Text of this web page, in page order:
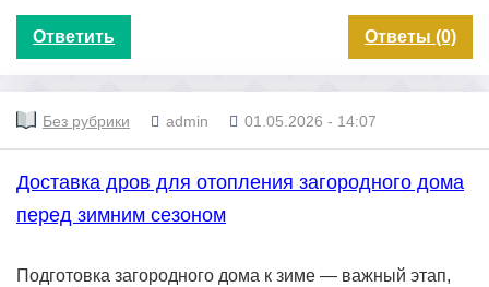
Ответить Ответы (0)
Без рубрики admin 01.05.2026 - 14:07
Доставка дров для отопления загородного дома
перед зимним сезоном
Подготовка загородного дома к зиме — важный этап,